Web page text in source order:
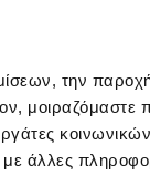
την
μοιραζόμαστε
με άλλες